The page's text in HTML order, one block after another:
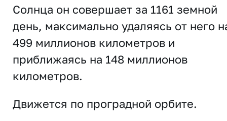
Солнца он совершает за 1161 земной
день, максимально удаляясь от него
499 миллионов километров и
приближаясь на 148 миллионов
километров.
Движется по проградной орбите.